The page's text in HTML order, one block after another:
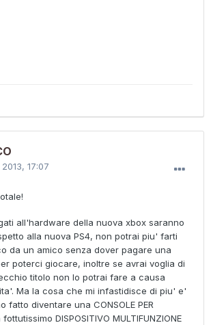
17:07
all'hardware della nuova xbox saranno
alla nuova PS4, non potrai piu' farti
da un amico senza dover pagare una
poterci giocare, inoltre se avrai voglia di
titolo non lo potrai fare a causa
Ma la cosa che mi infastidisce di piu' e'
fatto diventare una CONSOLE PER
fottutissimo DISPOSITIVO MULTIFUNZIONE